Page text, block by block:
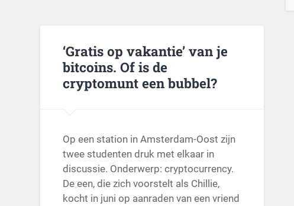
‘Gratis op vakantie’ van je
bitcoins. Of is de
cryptomunt een bubbel?
Op een station in Amsterdam-Oost zijn
twee studenten druk met elkaar in
discussie. Onderwerp: cryptocurrency.
De een, die zich voorstelt als Chillie,
kocht in juni op aanraden van een vriend